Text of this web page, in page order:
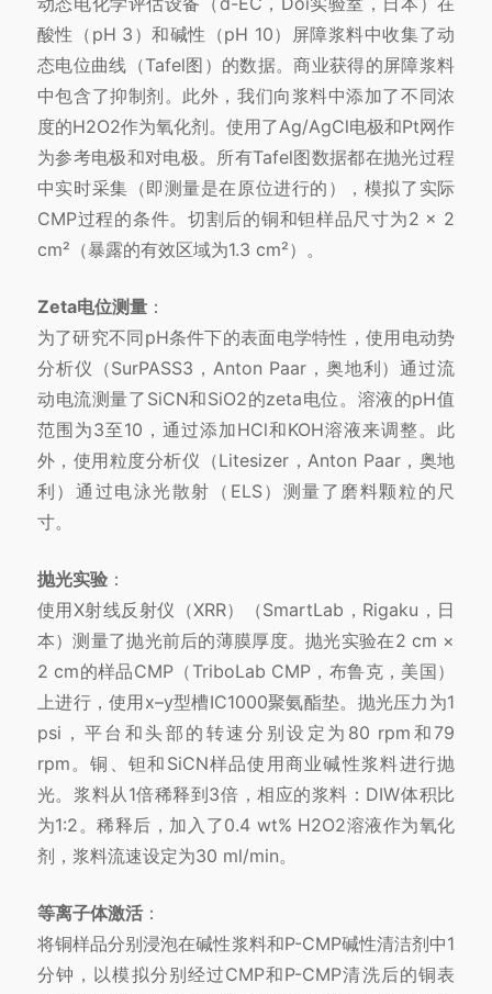
酸性（pH 3）和碱性（pH 10）屏障浆料中收集了动
态电位曲线（Tafel图）的数据。商业获得的屏障浆料
中包含了抑制剂。此外，我们向浆料中添加了不同浓
度的H2O2作为氧化剂。使用了Ag/AgCl电极和Pt网作
为参考电极和对电极。所有Tafel图数据都在抛光过程
中实时采集（即测量是在原位进行的），模拟了实际
CMP过程的条件。切割后的铜和钽样品尺寸为2 × 2
cm²（暴露的有效区域为1.3 cm²）。
Zeta电位测量：
为了研究不同pH条件下的表面电学特性，使用电动势
分析仪（SurPASS3，Anton Paar，奥地利）通过流
动电流测量了SiCN和SiO2的zeta电位。溶液的pH值
范围为3至10，通过添加HCl和KOH溶液来调整。此
外，使用粒度分析仪（Litesizer，Anton Paar，奥地
利）通过电泳光散射（ELS）测量了磨料颗粒的尺
寸。
抛光实验：
使用X射线反射仪（XRR）（SmartLab，Rigaku，日
本）测量了抛光前后的薄膜厚度。抛光实验在2 cm ×
2 cm的样品CMP（TriboLab CMP，布鲁克，美国）
上进行，使用x–y型槽IC1000聚氨酯垫。抛光压力为1
psi，平台和头部的转速分别设定为80 rpm和79
rpm。铜、钽和SiCN样品使用商业碱性浆料进行抛
光。浆料从1倍稀释到3倍，相应的浆料：DIW体积比
为1:2。稀释后，加入了0.4 wt% H2O2溶液作为氧化
剂，浆料流速设定为30 ml/min。
等离子体激活：
将铜样品分别浸泡在碱性浆料和P-CMP碱性清洁剂中1
分钟，以模拟分别经过CMP和P-CMP清洗后的铜表